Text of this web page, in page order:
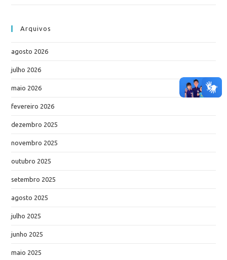
Arquivos
agosto 2026
julho 2026
maio 2026
fevereiro 2026
dezembro 2025
novembro 2025
outubro 2025
setembro 2025
agosto 2025
julho 2025
junho 2025
maio 2025